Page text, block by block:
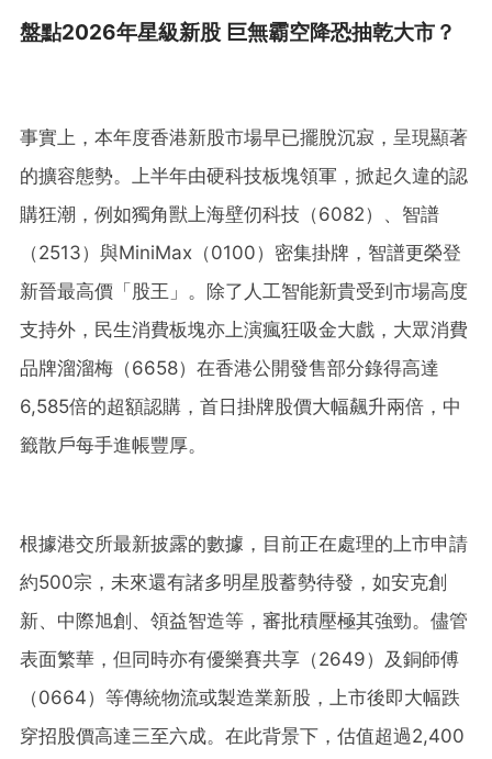
盤點2026年星級新股 巨無霸空降恐抽乾大市？
事實上，本年度香港新股市場早已擺脫沉寂，呈現顯著
的擴容態勢。上半年由硬科技板塊領軍，掀起久違的認
購狂潮，例如獨角獸上海壁仞科技（6082）、智譜
（2513）與MiniMax（0100）密集掛牌，智譜更榮登
新晉最高價「股王」。除了人工智能新貴受到市場高度
支持外，民生消費板塊亦上演瘋狂吸金大戲，大眾消費
品牌溜溜梅（6658）在香港公開發售部分錄得高達
6,585倍的超額認購，首日掛牌股價大幅飆升兩倍，中
籤散戶每手進帳豐厚。
根據港交所最新披露的數據，目前正在處理的上市申請
約500宗，未來還有諸多明星股蓄勢待發，如安克創
新、中際旭創、領益智造等，審批積壓極其強勁。儘管
表面繁華，但同時亦有優樂賽共享（2649）及銅師傅
（0664）等傳統物流或製造業新股，上市後即大幅跌
穿招股價高達三至六成。在此背景下，估值超過2,400